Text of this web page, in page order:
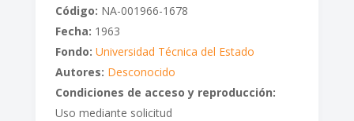
Código: NA-001966-1678
Fecha: 1963
Fondo: Universidad Técnica del Estado
Autores: Desconocido
Condiciones de acceso y reproducción:
Uso mediante solicitud